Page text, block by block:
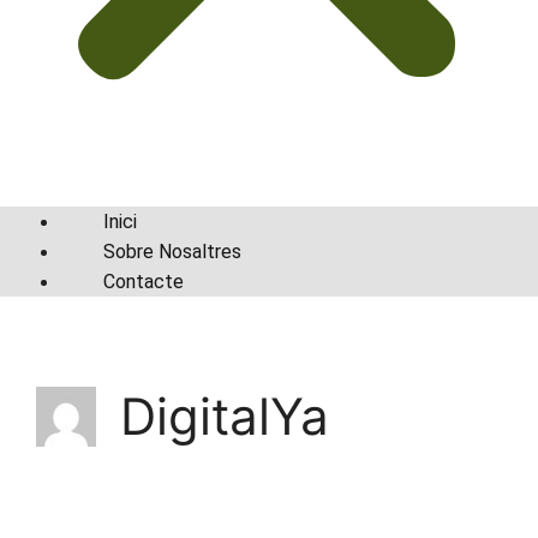
Inici
Sobre Nosaltres
Contacte
DigitalYa